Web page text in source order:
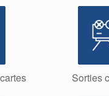
Sorties